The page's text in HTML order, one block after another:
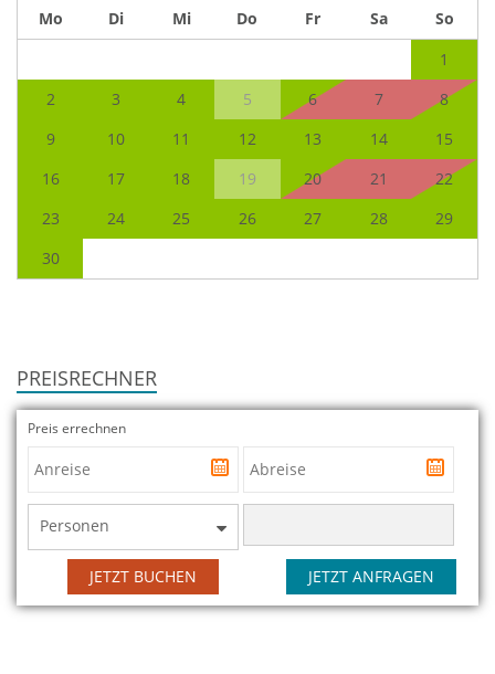
Mo
Di Mi Do Fr Sa
So
1
2
3 4 5 6 7
8
9
10 11 12 13 14
15
16
17 18 19 20 21
22
23
24 25 26 27 28
29
30
PREISRECHNER
Preis errechnen
Personen
JETZT ANFRAGEN
JETZT BUCHEN